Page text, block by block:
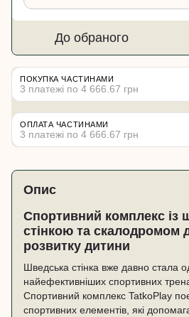
До обраного
ПОКУПКА ЧАСТИНАМИ
3 платежі по 4 666.67 грн
ОПЛАТА ЧАСТИНАМИ
3 платежі по 4 666.67 грн
Опис
Спортивний комплекс із
стінкою та скалодромом
розвитку дитини
Шведська стінка вже давно стала
найефективніших спортивних
Спортивний комплекс TatkoPlay
спортивних елементів, які